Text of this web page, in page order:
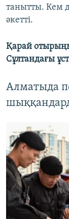
танытты. Кем
әкетті.
Қарай
Сұлтандағы
Алматыда